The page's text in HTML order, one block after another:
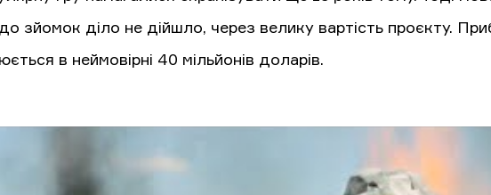
зйомок діло не дійшло, через велику вартість проєкту.
в неймовірні 40 мільйонів доларів.